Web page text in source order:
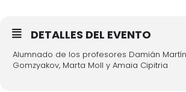
DETALLES DEL EVENTO
Alumnado de los profesores Damián
Gomzyakov, Marta Moll y Amaia Cipitria